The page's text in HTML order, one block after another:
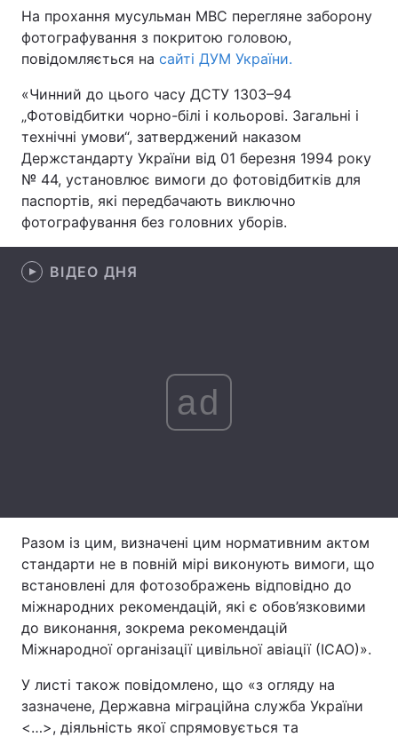
Політика
Економіка
Спорт Наука
Техно і зв'язок Лайт
Зброя Інциденти
Здоров'я Туризм
Цікавинки Погода
Екологія
Статті
Думки
Тема оформлення
На прохання мусульман МВС перегляне заборону
фотографування з покритою головою,
повідомляється на сайті ДУМ України.
«Чинний до цього часу ДСТУ 1303–94
„Фотовідбитки чорно-білі і кольорові. Загальні і
технічні умови“, затверджений наказом
Держстандарту України від 01 березня 1994 року
№ 44, установлює вимоги до фотовідбитків для
паспортів, які передбачають виключно
фотографування без головних уборів.
ВІДЕО ДНЯ
ad
Разом із цим, визначені цим нормативним актом
стандарти не в повній мірі виконують вимоги, що
встановлені для фотозображень відповідно до
міжнародних рекомендацій, які є обов’язковими
до виконання, зокрема рекомендацій
Міжнародної організації цивільної авіації (ІСАО)».
У листі також повідомлено, що «з огляду на
зазначене, Державна міграційна служба України
<…>, діяльність якої спрямовується та